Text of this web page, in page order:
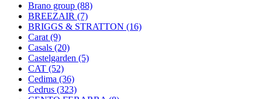
Brano group (88)
BREEZAIR (7)
BRIGGS & STRATTON (16)
Carat (9)
Casals (20)
Castelgarden (5)
CAT (52)
Cedima (36)
Cedrus (323)